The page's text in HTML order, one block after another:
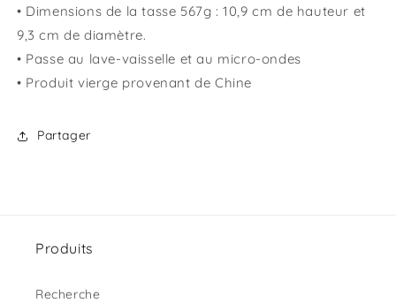
• Dimensions de la tasse 567g : 10,9 cm de hauteur et
9,3 cm de diamètre.
• Passe au lave-vaisselle et au micro-ondes
• Produit vierge provenant de Chine
Partager
Produits
Recherche